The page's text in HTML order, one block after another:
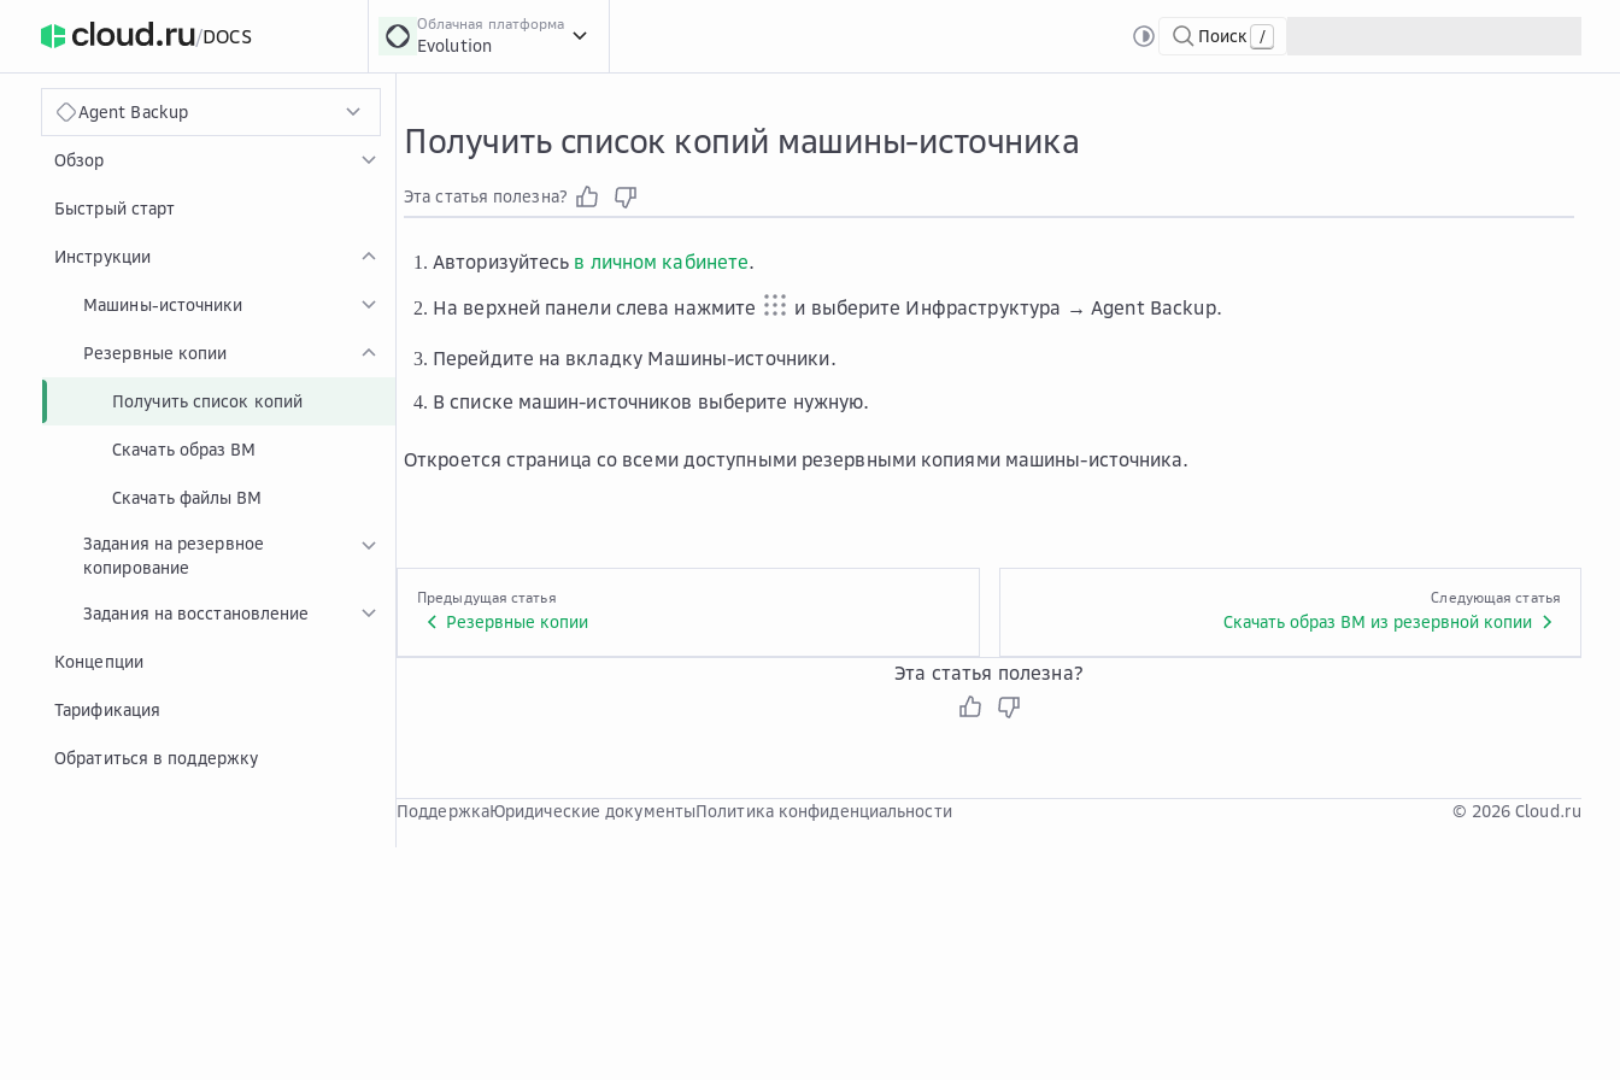
/DOCS
Облачная платформа
Evolution Поиск /
Agent Backup
Обзор
Быстрый старт
Инструкции
Машины-источники
Резервные копии
Получить список копий
Скачать образ ВМ
Скачать файлы ВМ
Задания на резервное
копирование
Задания на восстановление
Концепции
Тарификация
Обратиться в поддержку
Получить список копий машины-источника
Эта статья полезна?
Авторизуйтесь в личном кабинете.
На верхней панели слева нажмите
и выберите Инфраструктура → Agent Backup.
Перейдите на вкладку Машины-источники.
В списке машин-источников выберите нужную.
Откроется страница со всеми доступными резервными копиями машины-источника.
Предыдущая статья
Резервные копии
Следующая статья
Скачать образ ВМ из резервной копии
Эта статья полезна?
ПоддержкаЮридические документыПолитика конфиденциальности © 2026 Cloud.ru